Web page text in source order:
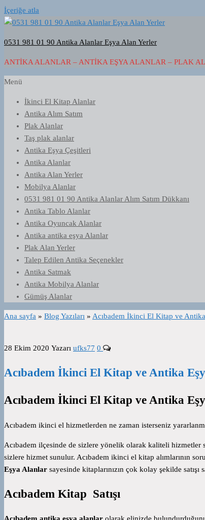
İçeriğe atla
0531 981 01 90 Antika Alanlar Eşya Alan Yerler
ANTIKA ALANLAR – ANTIKA EŞYA ALANLAR – PLAK
Menü
İkinci El Kitap Alanlar
Antika Alım Satım
Plak Alanlar
Taş plak alanlar
Antika Eşya Çeşitleri
Antika Alanlar
Antika Alan Yerler
Mobilya Alanlar
0531 981 01 90 Antika Alanlar Alım Satım Dükkanı
Antika Tablo Alanlar
Antika Oyuncak Alanlar
Antika antika eşya Alanlar
Plak Alan Yerler
Talep Edilen Antika Seçenekler
Antika Satmak
Antika Mobilya Alanlar
Gümüş Alanlar
Ana sayfa » Blog Yazıları » Acıbadem İkinci El Kitap ve
28 Ekim 2020 Yazarı ufks77 0
Acıbadem İkinci El Kitap ve Antika
Acıbadem İkinci El Kitap ve Antika
Acıbadem ikinci el hizmetlerden ne zaman isterseniz
Acıbadem ilçesinde de sizlere yönelik olarak kaliteli hizmetler
sizlere hizmet sunulur. Acıbadem ikinci el kitap alımlarının
Eşya Alanlar sayesinde kitaplarınızın çok kolay şekilde satışı
Acıbadem Kitap Satışı